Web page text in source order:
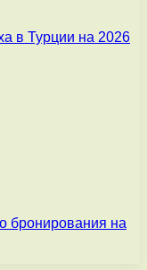
в Турции на 2026
бронирования на